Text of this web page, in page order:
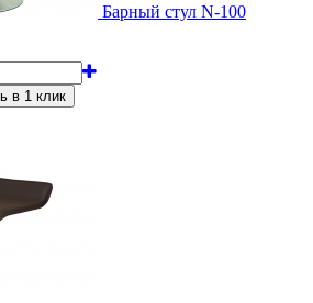
Барный стул N-100